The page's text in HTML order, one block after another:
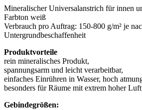
Mineralischer Universalanstrich für innen
Farbton weiß
Verbrauch pro Auftrag: 150-800 g/m² je
Untergrundbeschaffenheit
Produktvorteile
rein mineralisches Produkt,
spannungsarm und leicht verarbeitbar,
einfaches Einrühren in Wasser, hoch
besonders für Räume mit extrem hoher
Gebindegrößen: